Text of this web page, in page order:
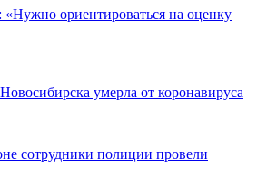
«Нужно ориентироваться на оценку
умерла от коронавируса
сотрудники полиции провели